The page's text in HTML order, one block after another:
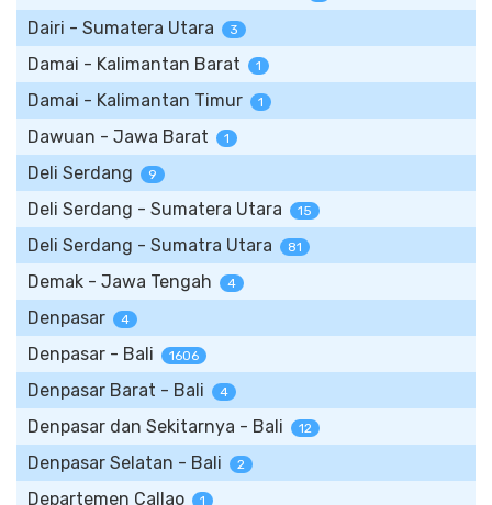
Dairi - Sumatera Utara 3
Damai - Kalimantan Barat 1
Damai - Kalimantan Timur 1
Dawuan - Jawa Barat 1
Deli Serdang 9
Deli Serdang - Sumatera Utara 15
Deli Serdang - Sumatra Utara 81
Demak - Jawa Tengah 4
Denpasar 4
Denpasar - Bali 1606
Denpasar Barat - Bali 4
Denpasar dan Sekitarnya - Bali 12
Denpasar Selatan - Bali 2
Departemen Callao 1